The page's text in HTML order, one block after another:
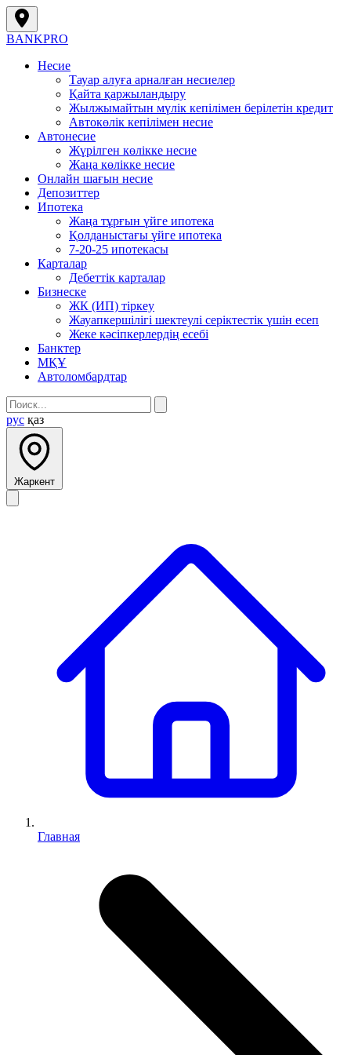
BANKPRO
Несие
Тауар алуға арналған несиелер
Қайта қаржыландыру
Жылжымайтын мүлік кепілімен берілетін кредит
Автокөлік кепілімен несие
Автонесие
Жүрілген көлікке несие
Жаңа көлікке несие
Онлайн шағын несие
Депозиттер
Ипотека
Жаңа тұрғын үйге ипотека
Қолданыстағы үйге ипотека
7-20-25 ипотекасы
Карталар
Дебеттік карталар
Бизнеске
ЖК (ИП) тіркеу
Жауапкершілігі шектеулі серіктестік үшін есеп
Жеке кәсіпкерлердің есебі
Банктер
МҚҰ
Автоломбардтар
рус қаз
Жаркент
Главная